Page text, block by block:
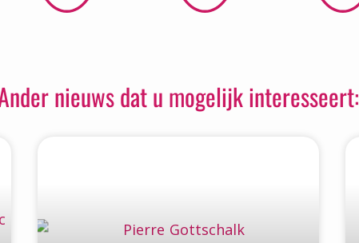
nieuws dat u mogelijk interesseert: